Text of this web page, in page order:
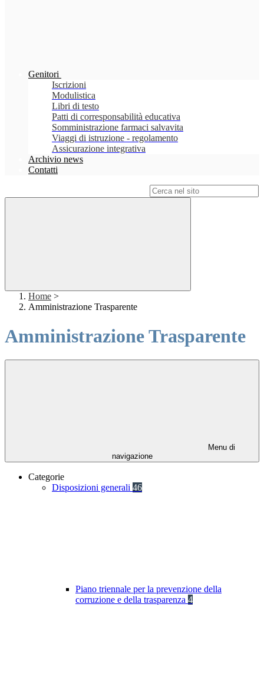
Genitori
Iscrizioni
Modulistica
Libri di testo
Patti di corresponsabilità educativa
Somministrazione farmaci salvavita
Viaggi di istruzione - regolamento
Assicurazione integrativa
Archivio news
Contatti
Home >
Amministrazione Trasparente
Amministrazione Trasparente
Menu di
navigazione
Categorie
Disposizioni generali 46
Piano triennale per la prevenzione della
corruzione e della trasparenza 4